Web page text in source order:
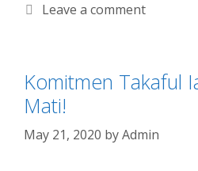
Leave a comment
Komitmen Takaful
Mati!
May 21, 2020 byAdmin